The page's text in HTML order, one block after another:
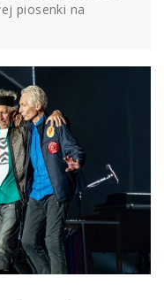
piosenki na